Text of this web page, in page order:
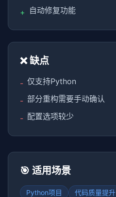
+ 自动修复功能
❌ 缺点
- 仅支持Python
- 部分重构需要手动确认
- 配置选项较少
🎯 适用场景
Python项目 代码质量提升